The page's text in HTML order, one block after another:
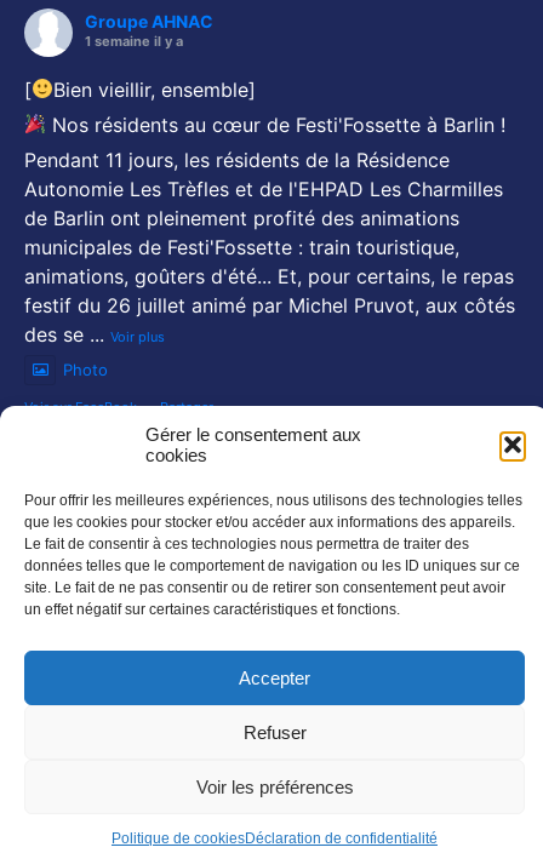
Gérer le consentement aux
cookies
Pour offrir les meilleures expériences, nous utilisons des technologies telles
que les cookies pour stocker et/ou accéder aux informations des appareils.
Le fait de consentir à ces technologies nous permettra de traiter des
données telles que le comportement de navigation ou les ID uniques sur ce
site. Le fait de ne pas consentir ou de retirer son consentement peut avoir
un effet négatif sur certaines caractéristiques et fonctions.
Accepter
Refuser
Voir les préférences
Politique de cookiesDéclaration de confidentialité
Groupe AHNAC
1 semaine il y a
[
Bien vieillir, ensemble]
Nos résidents au cœur de Festi'Fossette à Barlin !
Pendant 11 jours, les résidents de la Résidence
Autonomie Les Trèfles et de l'EHPAD Les Charmilles
de Barlin ont pleinement profité des animations
municipales de Festi'Fossette : train touristique,
animations, goûters d'été... Et, pour certains, le repas
festif du 26 juillet animé par Michel Pruvot, aux côtés
des se ... Voir plus
Photo
Voir sur FaceBook · Partager
NOS NEWSLETTERS :
En savoir plus
SUIVEZ NOUS SUR :